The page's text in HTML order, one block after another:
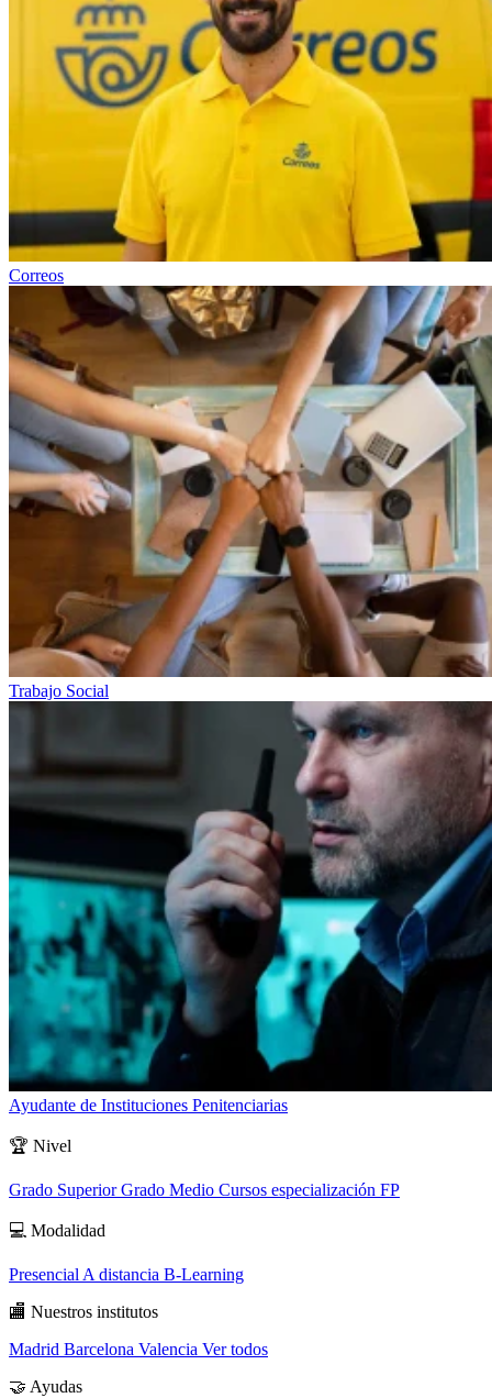
Correos
Trabajo Social
Ayudante de Instituciones Penitenciarias
🏆 Nivel
Grado SuperiorGrado Medio Cursos especialización FP
💻 Modalidad
Presencial A distancia B-Learning
🏬 Nuestros institutos
Madrid Barcelona Valencia Ver todos
🤝 Ayudas